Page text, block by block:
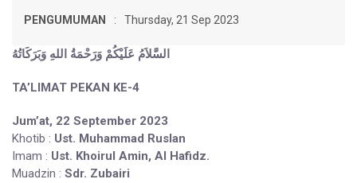
PENGUMUMAN : Thursday, 21 Sep 2023
السَّلاَمُ عَلَيْكُمْ وَرَحْمَةُ اللهِ وَبَرَكَاتُهُ
TA’LIMAT PEKAN KE-4
Jum’at, 22 September 2023
Khotib : Ust. Muhammad Ruslan
Imam : Ust. Khoirul Amin, Al Hafidz.
Muadzin : Sdr. Zubairi